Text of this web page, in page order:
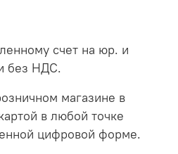
счет на юр. и
без НДС.
магазине в
в любой точке
цифровой форме.